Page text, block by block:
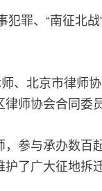
犯罪、“南征北
、北京市律
师协会合同委
参与承办数百
了广大征地拆